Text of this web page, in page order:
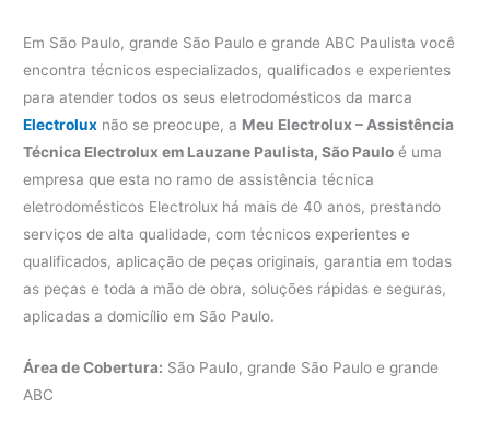
Em São Paulo, grande São Paulo e grande ABC Paulista você
encontra técnicos especializados, qualificados e experientes
para atender todos os seus eletrodomésticos da marca
Electrolux não se preocupe, a Meu Electrolux – Assistência
Técnica Electrolux em Lauzane Paulista, São Paulo é uma
empresa que esta no ramo de assistência técnica
eletrodomésticos Electrolux há mais de 40 anos, prestando
serviços de alta qualidade, com técnicos experientes e
qualificados, aplicação de peças originais, garantia em todas
as peças e toda a mão de obra, soluções rápidas e seguras,
aplicadas a domicílio em São Paulo.
Área de Cobertura: São Paulo, grande São Paulo e grande
ABC